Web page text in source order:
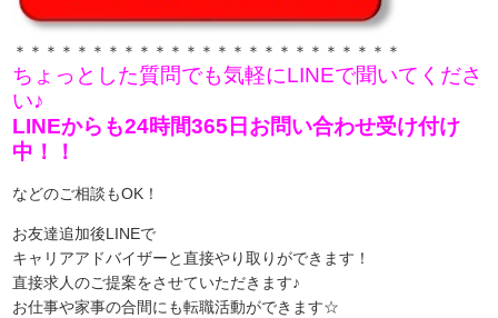
＊＊＊＊＊＊＊＊＊＊＊＊＊＊＊＊＊＊＊＊＊＊＊＊＊
ちょっとした質問でも気軽にLINEで聞いてくださ
い♪
LINEからも24時間365日お問い合わせ受け付け
中！！
などのご相談もOK！
お友達追加後LINEで
キャリアアドバイザーと直接やり取りができます！
直接求人のご提案をさせていただきます♪
お仕事や家事の合間にも転職活動ができます☆